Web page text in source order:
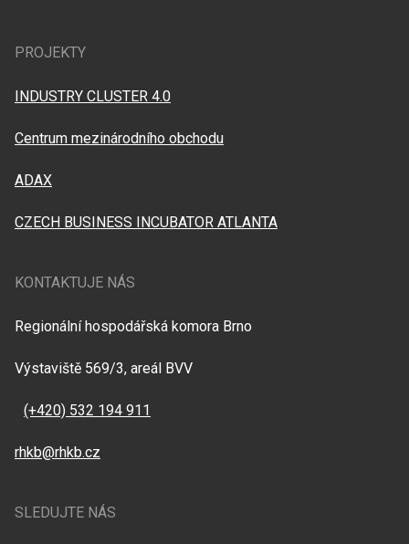
PROJEKTY
INDUSTRY CLUSTER 4.0
Centrum mezinárodního obchodu
ADAX
CZECH BUSINESS INCUBATOR ATLANTA
KONTAKTUJE NÁS
Regionální hospodářská komora Brno
Výstaviště 569/3, areál BVV
(+420) 532 194 911
rhkb@rhkb.cz
SLEDUJTE NÁS